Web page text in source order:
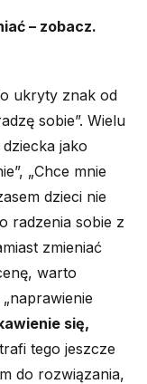
– zobacz.
ukryty znak od
sobie”. Wielu
jako
„Chce mnie
dzieci nie
radzenia sobie z
zmieniać
warto
się,
tego jeszcze
do rozwiązania,